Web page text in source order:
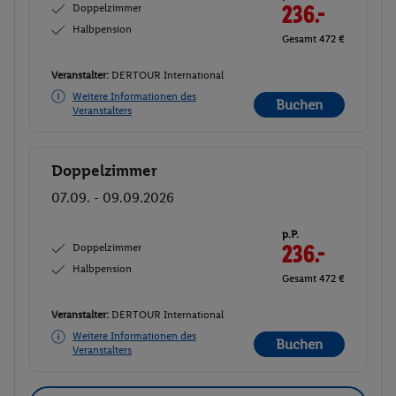
Doppelzimmer
Halbpension
236.-
Gesamt 472 €
Veranstalter: DERTOUR International
Weitere Informationen des
Veranstalters
Buchen
Buchen
Doppelzimmer
07.09. - 09.09.2026
Doppelzimmer
Halbpension
p.P.
236.-
Gesamt 472 €
Veranstalter: DERTOUR International
Weitere Informationen des
Veranstalters
Buchen